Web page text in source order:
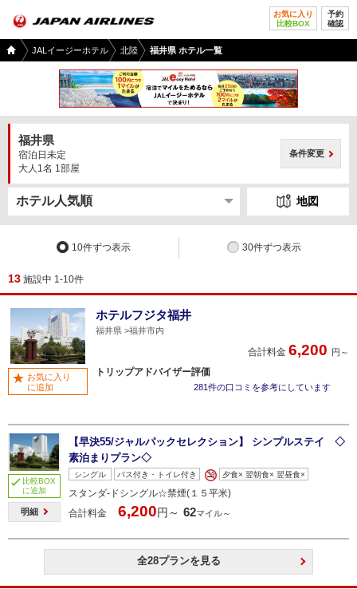
お気に入り
比較BOX
予約
確認
国内
ツア
JALイージーホテル 北陸 福井県 ホテル一覧
福井県
宿泊日未定
大人1名 1部屋
条件変更
地図
10件ずつ表示 30件ずつ表示
13 施設中 1-10件
ホテルフジタ福井
福井県 福井市内
合計料金 6,200 円～
トリップアドバイザー評価
281件の口コミを参考にしています
お気に入り
に追加
比較BOX
に追加
明細
【早決55/ジャルパックセレクション】 シンプルステイ ◇
素泊まりプラン◇
シングル バス付き・トイレ付き 夕食× 翌朝食× 翌昼食×
スタンダ‐ドシングル☆禁煙(１５平米)
合計料金
6,200円～ 62マイル～
全28プランを見る